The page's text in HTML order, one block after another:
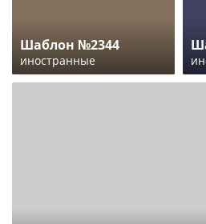
Шаблон №2344
иностранные